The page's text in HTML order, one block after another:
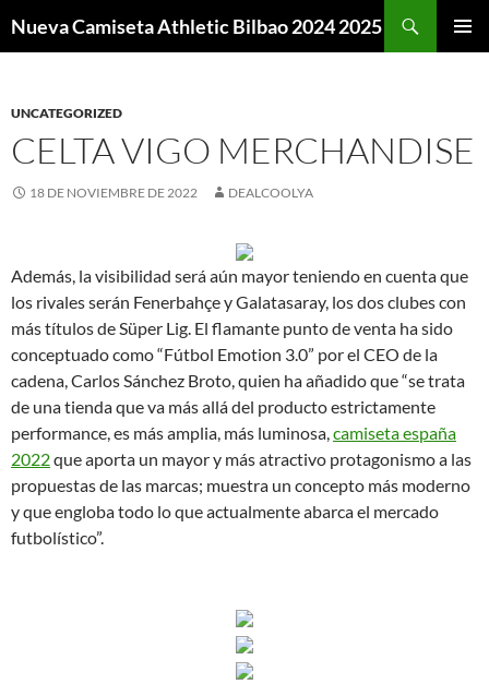
Nueva Camiseta Athletic Bilbao 2024 2025
UNCATEGORIZED
CELTA VIGO MERCHANDISE
18 DE NOVIEMBRE DE 2022 DEALCOOLYA
Además, la visibilidad será aún mayor teniendo en cuenta que
los rivales serán Fenerbahçe y Galatasaray, los dos clubes con
más títulos de Süper Lig. El flamante punto de venta ha sido
conceptuado como “Fútbol Emotion 3.0” por el CEO de la
cadena, Carlos Sánchez Broto, quien ha añadido que “se trata
de una tienda que va más allá del producto estrictamente
performance, es más amplia, más luminosa,camiseta españa
2022que aporta un mayor y más atractivo protagonismo a las
propuestas de las marcas; muestra un concepto más moderno
y que engloba todo lo que actualmente abarca el mercado
futbolístico”.